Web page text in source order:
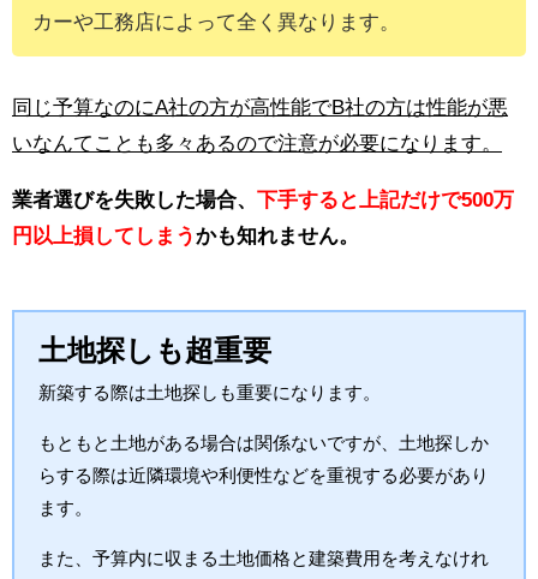
カーや工務店によって全く異なります。
同じ予算なのにA社の方が高性能でB社の方は性能が悪
いなんてことも多々あるので注意が必要になります。
業者選びを失敗した場合、 下手すると上記だけで500万
円以上損してしまうかも知れません。
土地探しも超重要
新築する際は土地探しも重要になります。
もともと土地がある場合は関係ないですが、土地探しか
らする際は近隣環境や利便性などを重視する必要があり
ます。
また、予算内に収まる土地価格と建築費用を考えなけれ